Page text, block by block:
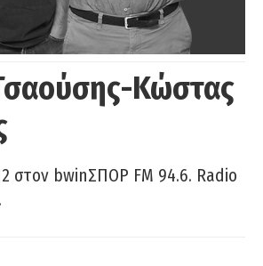
Κώστας
στον bwinΣΠΟΡ FM 94.6. Radio